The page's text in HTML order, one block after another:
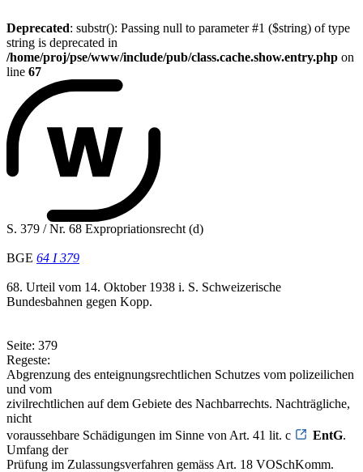
Deprecated: substr(): Passing null to parameter #1 ($string) of type
string is deprecated in
/home/proj/pse/www/include/pub/class.cache.show.entry.php on
line 67
S. 379 / Nr. 68 Expropriationsrecht (d)
BGE 64 I 379
68. Urteil vom 14. Oktober 1938 i. S. Schweizerische
Bundesbahnen gegen Kopp.
Seite: 379
Regeste:
Abgrenzung des enteignungsrechtlichen Schutzes vom polizeilichen
und vom
zivilrechtlichen auf dem Gebiete des Nachbarrechts. Nachträgliche,
nicht
voraussehbare Schädigungen im Sinne von Art. 41 lit. c
EntG.
Umfang der
Prüfung im Zulassungsverfahren gemäss Art. 18 VOSchKomm.